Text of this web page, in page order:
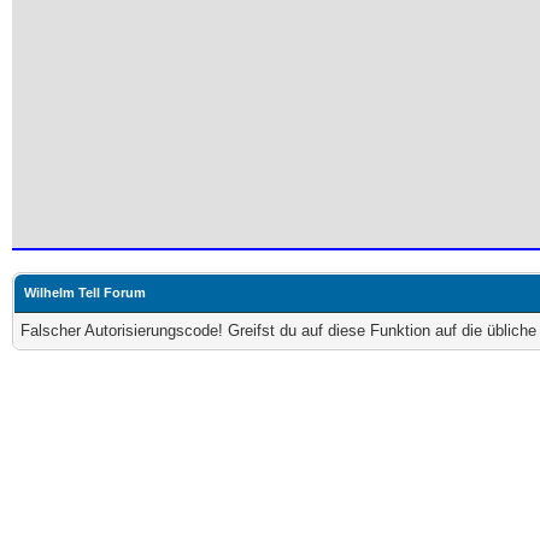
Wilhelm Tell Forum
Falscher Autorisierungscode! Greifst du auf diese Funktion auf die